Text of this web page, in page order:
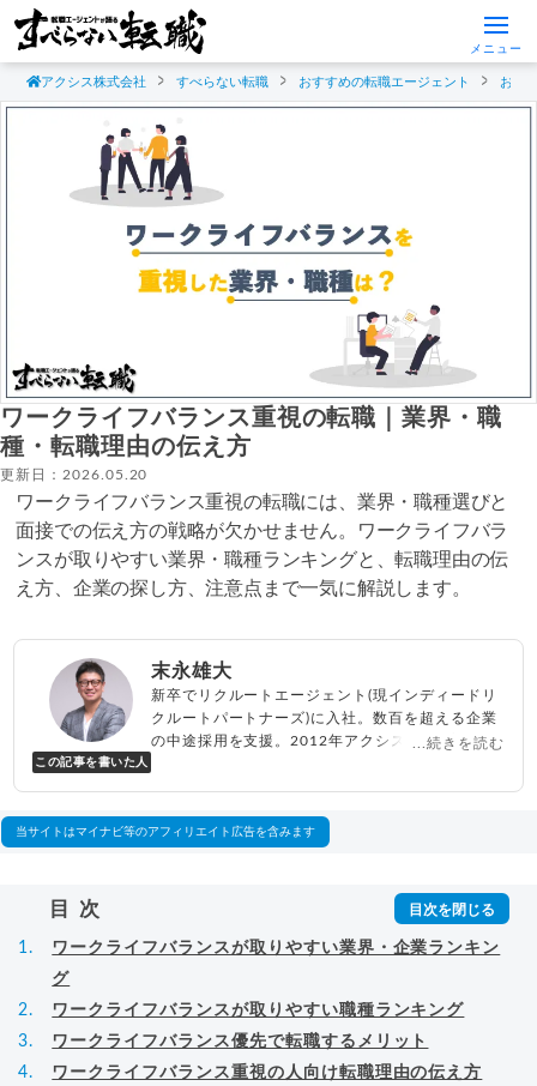
メニュー
アクシス株式会社 すべらない転職 おすすめの転職エージェント おす
ワークライフバランス重視の転職｜業界・職
種・転職理由の伝え方
更新日：2026.05.20
ワークライフバランス重視の転職には、業界・職種選びと
面接での伝え方の戦略が欠かせません。ワークライフバラ
ンスが取りやすい業界・職種ランキングと、転職理由の伝
え方、企業の探し方、注意点まで一気に解説します。
この記事を書いた人
末永雄大
新卒でリクルートエージェント(現インディードリ
クルートパートナーズ)に入社。数百を超える企業
の中途採用を支援。2012年アクシス(株)設立、代
べらない転職エージェント
...続きを読む
当サイトはマイナビ等のアフィリエイト広告を含みます
目次
ワークライフバランスが取りやすい業界・企業ランキン
グ
ワークライフバランスが取りやすい職種ランキング
ワークライフバランス優先で転職するメリット
ワークライフバランス重視の人向け転職理由の伝え方